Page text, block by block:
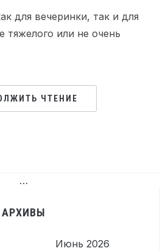
для вечеринки, так и для
тяжелого или не очень
ЧТЕНИЕ
…
АРХИВЫ
Июнь 2026